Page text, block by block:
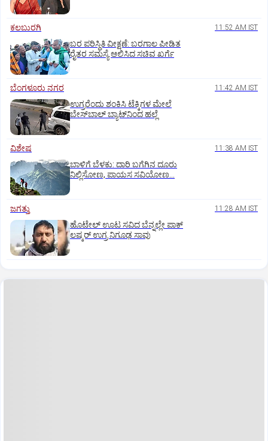
ಕಲಬುರಗಿ 11:52 AM IST
ಬರ ಪರಿಸ್ಥಿತಿ ವೀಕ್ಷಣೆ: ಬರಗಾಲ ಪೀಡಿತ
ರೈತರ ಸಮಸ್ಯೆ ಆಲಿಸಿದ ಸಚಿವ ಖರ್ಗೆ
ಬೆಂಗಳೂರು ನಗರ 11:42 AM IST
ಉಗ್ರರೆಂದು ಶಂಕಿಸಿ ಟೆಕ್ಕಿಗಳ ಮೇಲೆ
ಬೇಸ್‌ಬಾಲ್‌ ಬ್ಯಾಟ್‌ನಿಂದ ಹಲ್ಲೆ
ವಿಶೇಷ 11:38 AM IST
ಬಾಳಿಗೆ ಬೆಳಕು: ದಾರಿ ಬಗೆಗಿನ ದೂರು
ನಿಲ್ಲಿಸೋಣ, ಪಾಯಸ ಸವಿಯೋಣ...
ಜಗತ್ತು 11:28 AM IST
ಹೊಟೇಲ್‌ ಊಟ ಸವಿದ ಬೆನ್ನಲ್ಲೇ ಪಾಕ್‌
ಲಷ್ಕರ್‌ ಉಗ್ರ ನಿಗೂಢ ಸಾವು